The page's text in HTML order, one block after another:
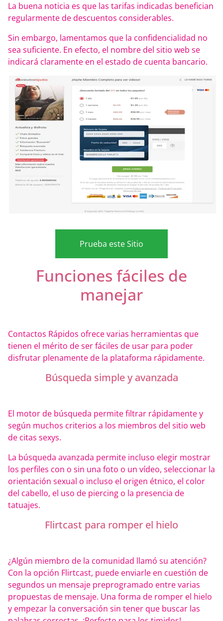
La buena noticia es que las tarifas indicadas benefician
regularmente de descuentos considerables.
Sin embargo, lamentamos que la confidencialidad no
sea suficiente. En efecto, el nombre del sitio web se
indicará claramente en el estado de cuenta bancario.
Prueba este Sitio
Funciones fáciles de
manejar
Contactos Rápidos ofrece varias herramientas que
tienen el mérito de ser fáciles de usar para poder
disfrutar plenamente de la plataforma rápidamente.
Búsqueda simple y avanzada
El motor de búsqueda permite filtrar rápidamente y
según muchos criterios a los miembros del sitio web
de citas sexys.
La búsqueda avanzada permite incluso elegir mostrar
los perfiles con o sin una foto o un vídeo, seleccionar la
orientación sexual o incluso el origen étnico, el color
del cabello, el uso de piercing o la presencia de
tatuajes.
Flirtcast para romper el hielo
¿Algún miembro de la comunidad llamó su atención?
Con la opción Flirtcast, puede enviarle en cuestión de
segundos un mensaje preprogramado entre varias
propuestas de mensaje. Una forma de romper el hielo
y empezar la conversación sin tener que buscar las